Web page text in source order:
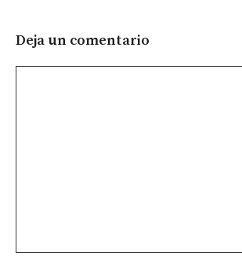
Deja un comentario